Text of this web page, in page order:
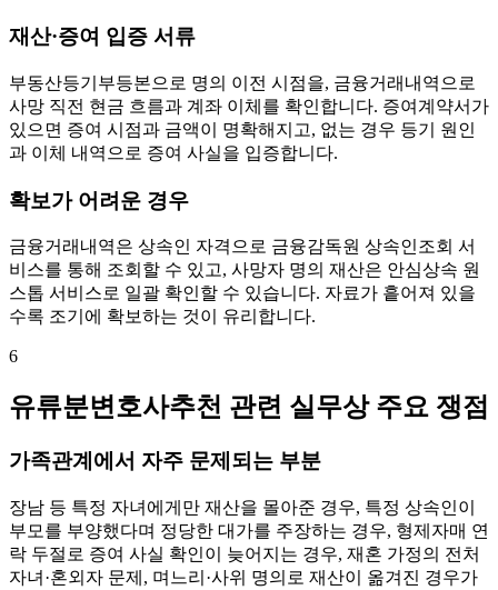
재산·증여 입증 서류
부동산등기부등본으로 명의 이전 시점을, 금융거래내역으로
사망 직전 현금 흐름과 계좌 이체를 확인합니다. 증여계약서가
있으면 증여 시점과 금액이 명확해지고, 없는 경우 등기 원인
과 이체 내역으로 증여 사실을 입증합니다.
확보가 어려운 경우
금융거래내역은 상속인 자격으로 금융감독원 상속인조회 서
비스를 통해 조회할 수 있고, 사망자 명의 재산은 안심상속 원
스톱 서비스로 일괄 확인할 수 있습니다. 자료가 흩어져 있을
수록 조기에 확보하는 것이 유리합니다.
6
유류분변호사추천 관련 실무상 주요 쟁점
가족관계에서 자주 문제되는 부분
장남 등 특정 자녀에게만 재산을 몰아준 경우, 특정 상속인이
부모를 부양했다며 정당한 대가를 주장하는 경우, 형제자매 연
락 두절로 증여 사실 확인이 늦어지는 경우, 재혼 가정의 전처
자녀·혼외자 문제, 며느리·사위 명의로 재산이 옮겨진 경우가